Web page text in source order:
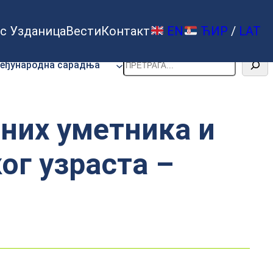
УзданицаВестиКонтакт EN ЋИР / LAT
сарадња Претрага
уметника и
узраста –